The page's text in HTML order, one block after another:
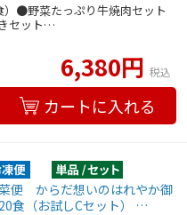
●野菜たっぷり牛焼肉セット
セット…
6,380円 税込
カートに入れる
便 からだ想いのはれやか御
食（お試しCセット） …